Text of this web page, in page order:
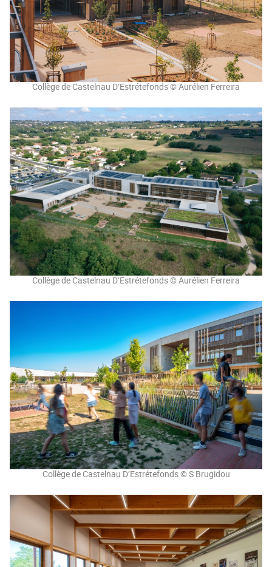
Collège de Castelnau D’Estrétefonds © Aurélien Ferreira
Collège de Castelnau D’Estrétefonds © Aurélien Ferreira
Collège de Castelnau D’Estrétefonds © S Brugidou